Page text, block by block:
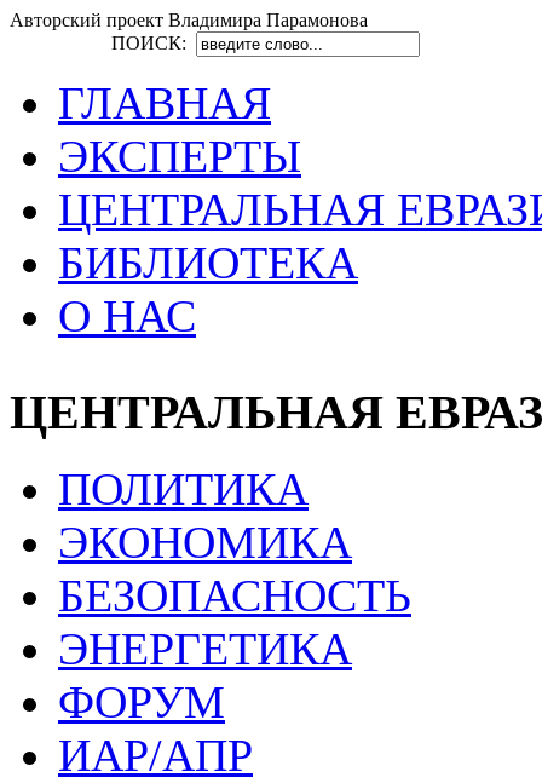
Авторский проект Владимира Парамонова
ПОИСК:
ГЛАВНАЯ
ЭКСПЕРТЫ
ЦЕНТРАЛЬНАЯ
БИБЛИОТЕКА
О НАС
ЦЕНТРАЛЬНАЯ
ПОЛИТИКА
ЭКОНОМИКА
БЕЗОПАСНОСТЬ
ЭНЕРГЕТИКА
ФОРУМ
ИАР/АПР